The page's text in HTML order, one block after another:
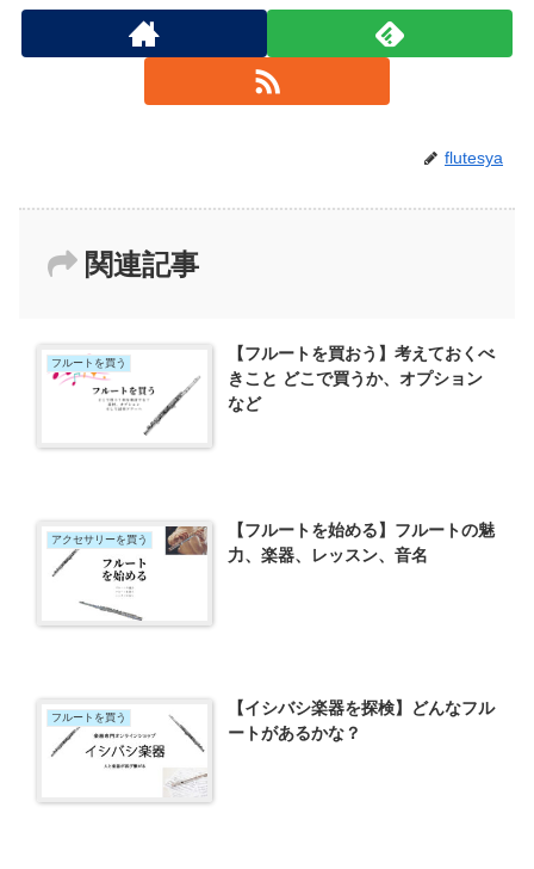
flutesya
関連記事
フルートを買う
【フルートを買おう】考えておくべ
きこと どこで買うか、オプション
など
アクセサリーを買う
【フルートを始める】フルートの魅
力、楽器、レッスン、音名
フルートを買う
【イシバシ楽器を探検】どんなフル
ートがあるかな？